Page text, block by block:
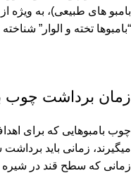
“بامبوها تخته و الوار”
زمان برداشت چوب
چوب بامبوهایی که برای
میگیرند، زمانی باید
زمانی که سطح قند در شیره